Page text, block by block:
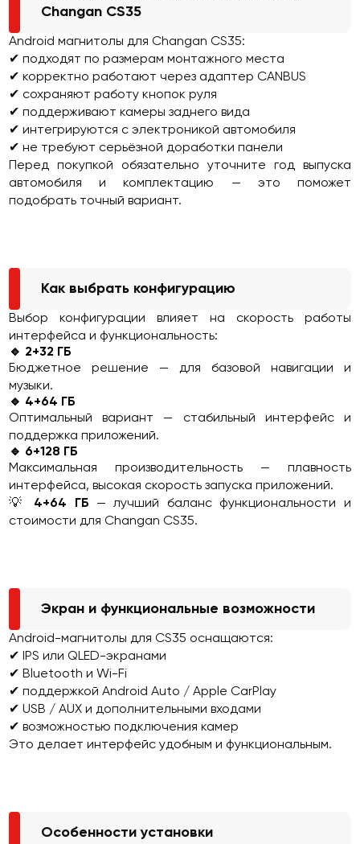
Changan CS35
Android магнитолы для Changan CS35:
✔ подходят по размерам монтажного места
✔ корректно работают через адаптер CANBUS
✔ сохраняют работу кнопок руля
✔ поддерживают камеры заднего вида
✔ интегрируются с электроникой автомобиля
✔ не требуют серьёзной доработки панели
Перед покупкой обязательно уточните год выпуска
автомобиля и комплектацию — это поможет
подобрать точный вариант.
Как выбрать конфигурацию
Выбор конфигурации влияет на скорость работы
интерфейса и функциональность:
🔹 2+32 ГБ
Бюджетное решение — для базовой навигации и
музыки.
🔹 4+64 ГБ
Оптимальный вариант — стабильный интерфейс и
поддержка приложений.
🔹 6+128 ГБ
Максимальная производительность — плавность
интерфейса, высокая скорость запуска приложений.
💡 4+64 ГБ — лучший баланс функциональности и
стоимости для Changan CS35.
Экран и функциональные возможности
Android-магнитолы для CS35 оснащаются:
✔ IPS или QLED-экранами
✔ Bluetooth и Wi-Fi
✔ поддержкой Android Auto / Apple CarPlay
✔ USB / AUX и дополнительными входами
✔ возможностью подключения камер
Это делает интерфейс удобным и функциональным.
Особенности установки